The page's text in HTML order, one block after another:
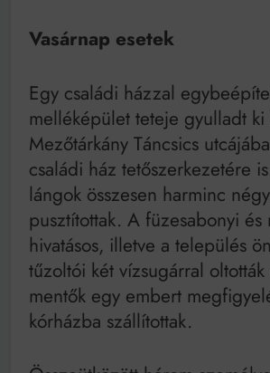
Vasárnap esetek
Egy családi házzal
melléképület teteje gyulladt ki
Mezőtárkány Táncsics
családi ház tetőszerkezetére
lángok összesen harminc
pusztítottak. A füzesabonyi és
hivatásos, illetve a település
tűzoltói két vízsugárral
mentők egy embert
kórházba szállítottak.